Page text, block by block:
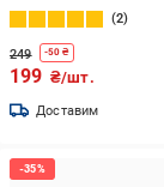
2
249 -50 ₴
199 ₴/шт.
Доставим